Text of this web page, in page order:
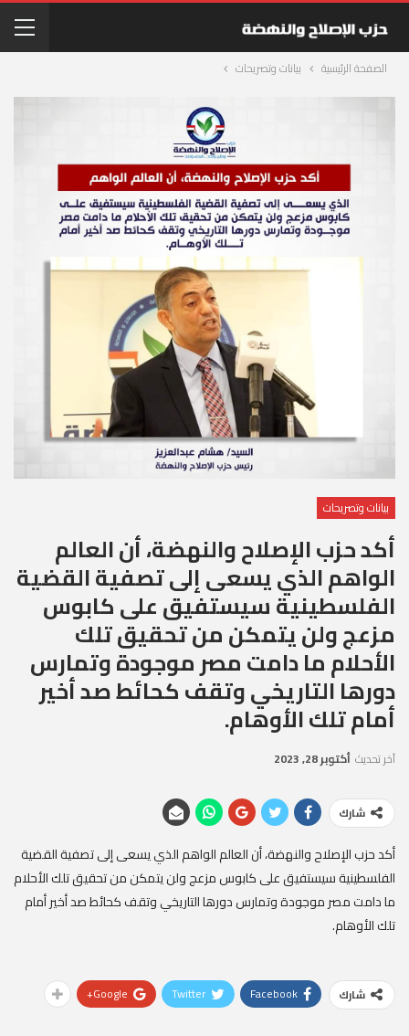
الصفحة الرئيسية بيانات وتصريحات
بيانات وتصريحات
أكد حزب الإصلاح والنهضة، أن العالم
الواهم الذي يسعى إلى تصفية القضية
الفلسطينية سيستفيق على كابوس
مزعج ولن يتمكن من تحقيق تلك
الأحلام ما دامت مصر موجودة وتمارس
دورها التاريخي وتقف كحائط صد أخير
أمام تلك الأوهام.
آخر تحديث أكتوبر 28, 2023
شارك
أكد حزب الإصلاح والنهضة، أن العالم الواهم الذي يسعى إلى تصفية القضية
الفلسطينية سيستفيق على كابوس مزعج ولن يتمكن من تحقيق تلك الأحلام
ما دامت مصر موجودة وتمارس دورها التاريخي وتقف كحائط صد أخير أمام
تلك الأوهام.
شارك Facebook
Twitter
Google+